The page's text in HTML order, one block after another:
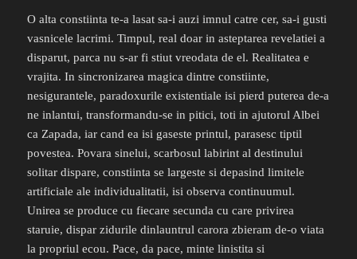
O alta constiinta te-a lasat sa-i auzi imnul catre cer, sa-i gusti
vasnicele lacrimi. Timpul, real doar in asteptarea revelatiei a
disparut, parca nu s-ar fi stiut vreodata de el. Realitatea e
vrajita. In sincronizarea magica dintre constiinte,
nesigurantele, paradoxurile existentiale isi pierd puterea de-a
ne inlantui, transformandu-se in pitici, toti in ajutorul Albei
ca Zapada, iar cand ea isi gaseste printul, parasesc tiptil
povestea. Povara sinelui, scarbosul labirint al destinului
solitar dispare, constiinta se largeste si depasind limitele
artificiale ale individualitatii, isi observa continuumul.
Unirea se produce cu fiecare secunda cu care privirea
staruie, dispar zidurile dinlauntrul carora zbieram de-o viata
la propriul ecou. Pace, da pace, minte linistita si